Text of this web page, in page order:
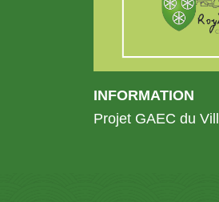
INFORMATION
Projet GAEC du